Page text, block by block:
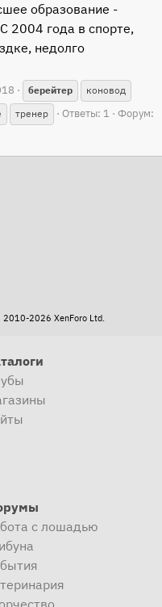
образование -
2004 года в спорте,
недолго
берейтер
коновод
тренер Ответы: 1
Форум:
2026 XenForo Ltd.
с лошадью